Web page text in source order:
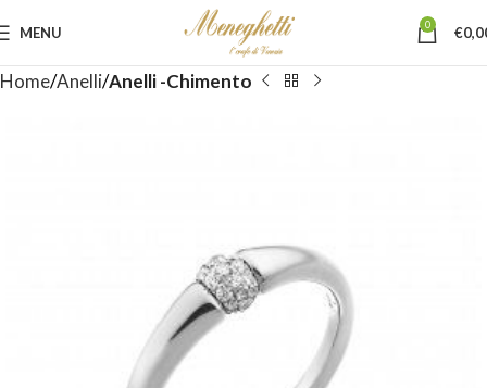
MENU 0 €
Home Anelli Anelli -Chimento